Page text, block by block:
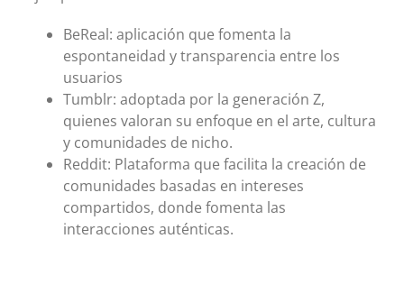
BeReal: aplicación que fomenta la
espontaneidad y transparencia entre los
usuarios
Tumblr: adoptada por la generación Z,
quienes valoran su enfoque en el arte, cultura
y comunidades de nicho.
Reddit: Plataforma que facilita la creación de
comunidades basadas en intereses
compartidos, donde fomenta las
interacciones auténticas.